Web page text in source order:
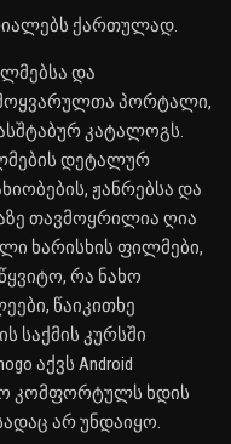
ქართულად.
და
პორტალი,
კატალოგს.
დეტალურ
ჟანრებსა და
თავმოყრილია ღია
ხარისხის ფილმები,
რა ნახო
წაიკითხე
საქმის კურსში
აქვს Android
კომფორტულს ხდის
არ უნდაიყო.